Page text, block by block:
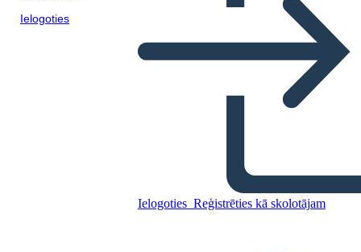
Ielogoties
Ielogoties Reģistrēties kā skolotājam
סיבות ותוצאות של השפל הגדול